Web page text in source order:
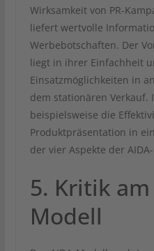
Wirksamkeit von PR-
liefert wertvolle
Werbebotschaften. Der
liegt in ihrer Einfachheit
Einsatzmöglichkeiten in
dem stationären Verkauf.
beispielsweise die
Produktpräsentation in
der vier Aspekte der
5. Kritik am
Modell